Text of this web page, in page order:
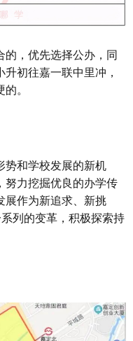
，优先选择公办，同
初往嘉一联中里冲，
。
势和学校发展的新机
努力挖掘优良的办学传
展作为新追求、新挑
列的变革，积极探索持